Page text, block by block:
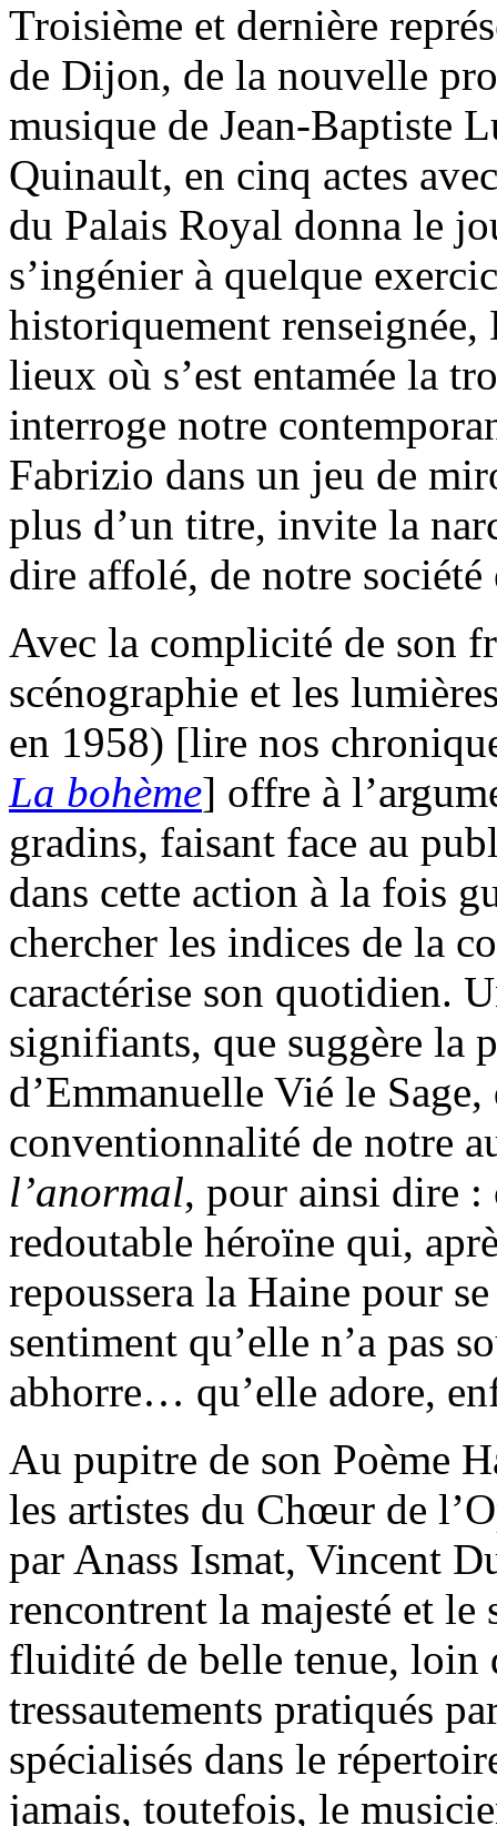
Troisième et dernière
de Dijon, de la nouvelle
musique de Jean-Baptiste
Quinault, en cinq actes
du Palais Royal donna le
s’ingénier à quelque
historiquement
lieux où s’est entamée la
interroge notre
Fabrizio dans un jeu de
plus d’un titre, invite la
dire affolé, de notre
Avec la complicité de son
scénographie et les
en 1958) [lire nos
La bohème] offre à
gradins, faisant face au
dans cette action à la fois
chercher les indices de la
caractérise son quotidien.
signifiants, que suggère la
d’Emmanuelle Vié le
conventionnalité de notre
l’anormal, pour ainsi dire :
redoutable héroïne qui,
repoussera la Haine pour
sentiment qu’elle n’a pas
abhorre… qu’elle adore,
Au pupitre de son Poème
les artistes du Chœur de
par Anass Ismat, Vincent
rencontrent la majesté et le
fluidité de belle tenue, loin
tressautements pratiqués
spécialisés dans le
jamais, toutefois, le